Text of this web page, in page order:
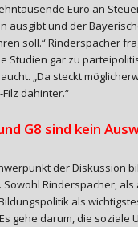
Euro an
ausgibt und der
soll.“ Rinderspacher
Studien gar zu
„Da steckt
dahinter.“
G8 sind kein
der Diskussion
Rinderspacher, als
als
gehe darum, die soziale